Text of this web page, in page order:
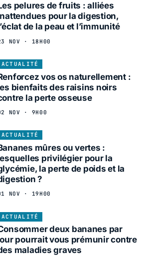
pelures de fruits : alliées
pour la digestion,
de la peau et l’immunité
NOV · 18H00
ACTUALITÉ
vos os naturellement :
bienfaits des raisins noirs
la perte osseuse
NOV · 9H00
ACTUALITÉ
mûres ou vertes :
privilégier pour la
la perte de poids et la
?
NOV · 19H00
ACTUALITÉ
deux bananes par
pourrait vous prémunir contre
maladies graves